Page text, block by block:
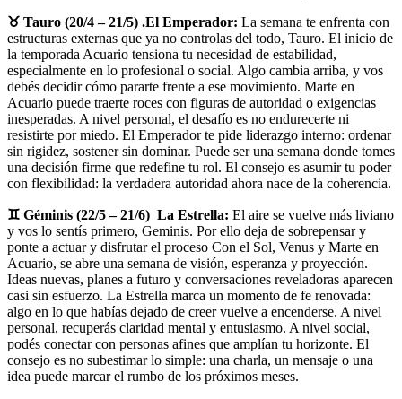
♉ Tauro (20/4 – 21/5) .El Emperador: La semana te enfrenta con
estructuras externas que ya no controlas del todo, Tauro. El inicio de
la temporada Acuario tensiona tu necesidad de estabilidad,
especialmente en lo profesional o social. Algo cambia arriba, y vos
debés decidir cómo pararte frente a ese movimiento. Marte en
Acuario puede traerte roces con figuras de autoridad o exigencias
inesperadas. A nivel personal, el desafío es no endurecerte ni
resistirte por miedo. El Emperador te pide liderazgo interno: ordenar
sin rigidez, sostener sin dominar. Puede ser una semana donde tomes
una decisión firme que redefine tu rol. El consejo es asumir tu poder
con flexibilidad: la verdadera autoridad ahora nace de la coherencia.
♊ Géminis (22/5 – 21/6) La Estrella: El aire se vuelve más liviano
y vos lo sentís primero, Geminis. Por ello deja de sobrepensar y
ponte a actuar y disfrutar el proceso Con el Sol, Venus y Marte en
Acuario, se abre una semana de visión, esperanza y proyección.
Ideas nuevas, planes a futuro y conversaciones reveladoras aparecen
casi sin esfuerzo. La Estrella marca un momento de fe renovada:
algo en lo que habías dejado de creer vuelve a encenderse. A nivel
personal, recuperás claridad mental y entusiasmo. A nivel social,
podés conectar con personas afines que amplían tu horizonte. El
consejo es no subestimar lo simple: una charla, un mensaje o una
idea puede marcar el rumbo de los próximos meses.